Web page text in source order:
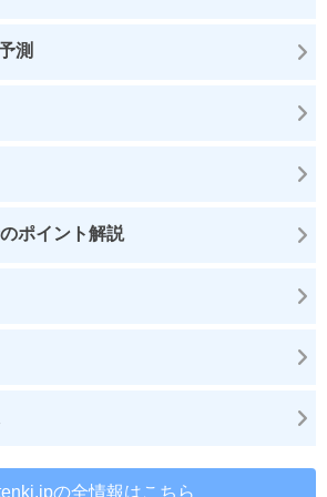
測
ポイント解説
の全情報はこちら